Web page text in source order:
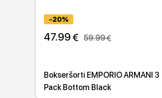
-20%
47.99 59.99
Bokseršorti EMPORIO ARMANI 3
Pack Bottom Black